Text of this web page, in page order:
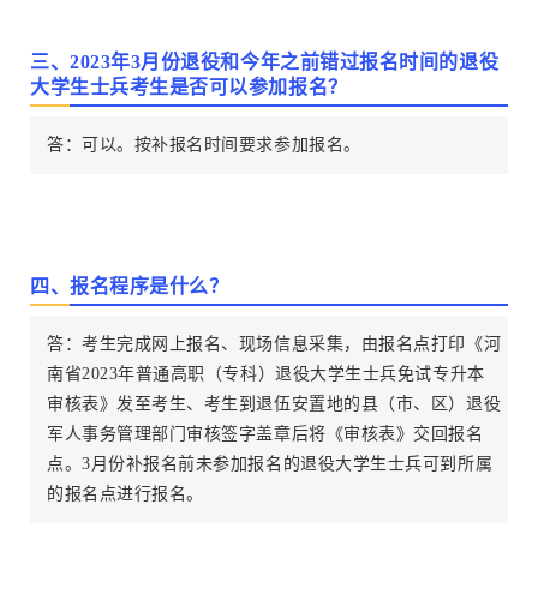
三、2023年3月份退役和今年之前错过报名时间的退役
大学生士兵考生是否可以参加报名？
答：可以。按补报名时间要求参加报名。
四、报名程序是什么？
答：考生完成网上报名、现场信息采集，由报名点打印《河
南省2023年普通高职（专科）退役大学生士兵免试专升本
审核表》发至考生、考生到退伍安置地的县（市、区）退役
军人事务管理部门审核签字盖章后将《审核表》交回报名
点。3月份补报名前未参加报名的退役大学生士兵可到所属
的报名点进行报名。